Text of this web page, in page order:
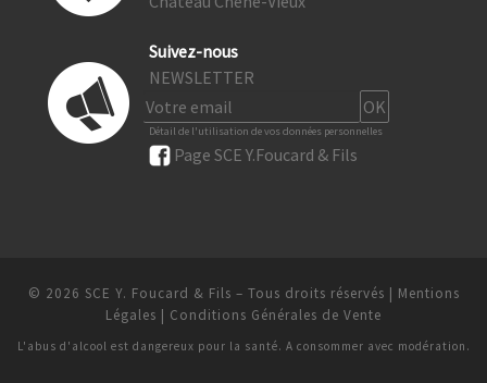
Suivez-nous
NEWSLETTER
Détail de l'utilisation de vos données personnelles
Page SCE Y.Foucard & Fils
© 2026 SCE Y. Foucard & Fils – Tous droits réservés
Mentions
Légales
Conditions Générales de Vente
L'abus d'alcool est dangereux pour la santé. A consommer avec modération.